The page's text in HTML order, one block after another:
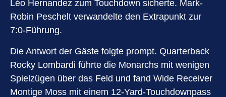
Léo Hernandez zum Touchdown sicherte. Mark-
Robin Peschelt verwandelte den Extrapunkt zur
7:0-Führung.
Die Antwort der Gäste folgte prompt. Quarterback
Rocky Lombardi führte die Monarchs mit wenigen
Spielzügen über das Feld und fand Wide Receiver
Montige Moss mit einem 12-Yard-Touchdownpass